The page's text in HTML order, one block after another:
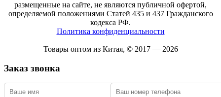
размещенные на сайте, не являются публичной офертой,
определяемой положениями Статей 435 и 437 Гражданского
кодекса РФ.
Политика конфиденциальности
Товары оптом из Китая, © 2017 — 2026
Заказ звонка